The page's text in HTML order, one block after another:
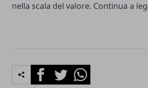
nella scala del valore. Continua a
FacebookTwitterWhatsapp